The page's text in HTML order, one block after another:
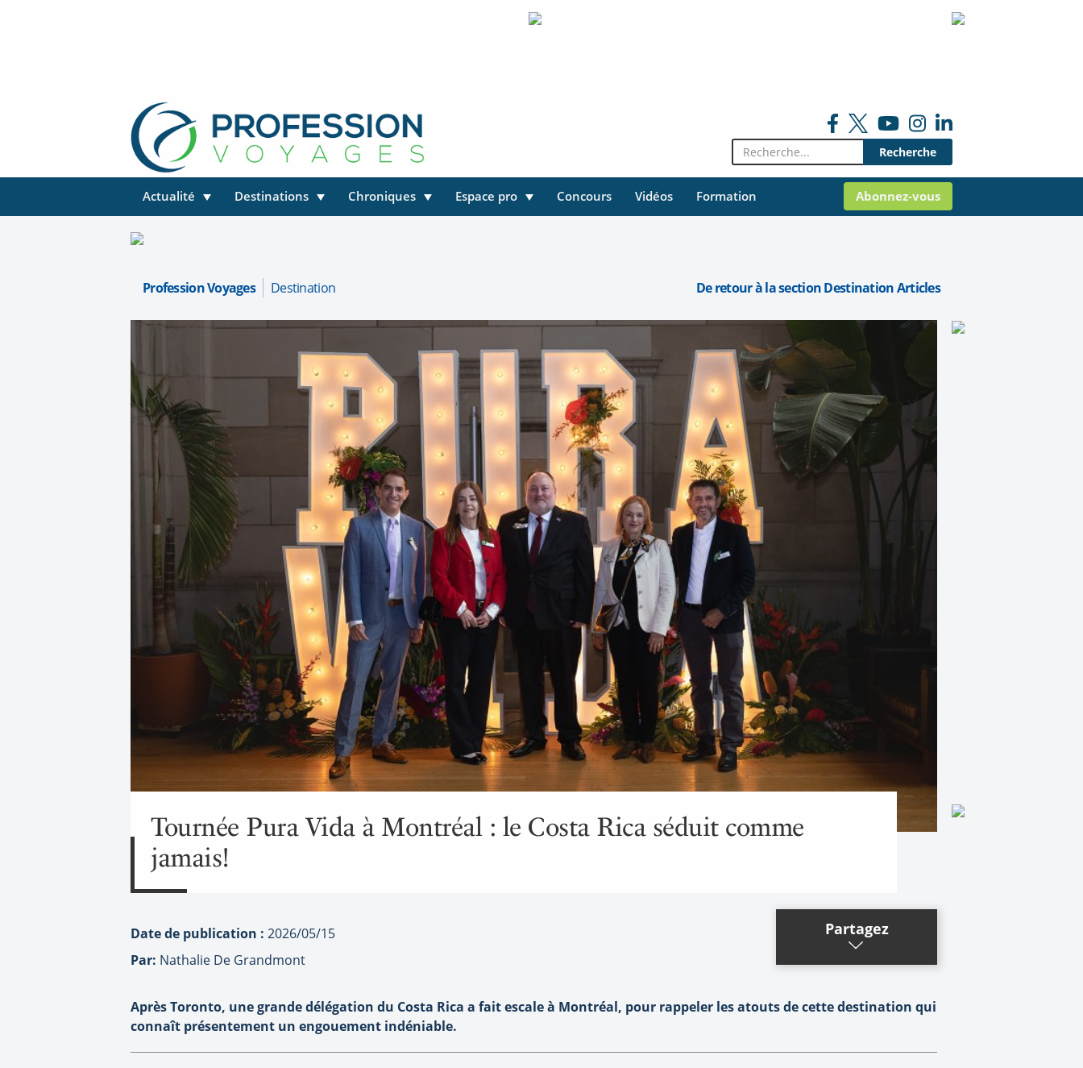
Rechercher:
Actualité Destinations Chroniques Espace pro Concours Vidéos Formation Abonnez-vous
Profession Voyages Destination De retour à la section Destination Articles
Tournée Pura Vida à Montréal : le Costa Rica séduit comme
jamais!
Date de publication : 2026/05/15
Par: Nathalie De Grandmont
Partagez
Après Toronto, une grande délégation du Costa Rica a fait escale à Montréal, pour rappeler les atouts de cette destination qui
connaît présentement un engouement indéniable.